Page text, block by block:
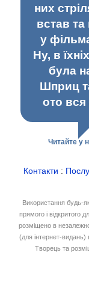
них
встав та
у
Ну, в
була
Шприц
ото вся
Читайте у
Контакти :
Використання будь-
прямого і відкритого
розміщено в
(для інтернет-
Творець та